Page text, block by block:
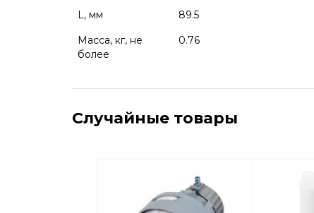
L, мм
89.5
Масса, кг, не
более
0.76
Случайные товары